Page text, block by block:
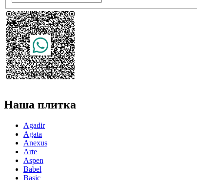
Наша плитка
Agadir
Agata
Anexus
Arte
Aspen
Babel
Basic